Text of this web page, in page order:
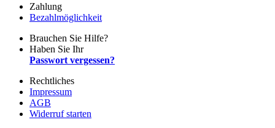
Zahlung
Bezahlmöglichkeit
Brauchen Sie Hilfe?
Haben Sie Ihr
Passwort vergessen?
Rechtliches
Impressum
AGB
Widerruf starten